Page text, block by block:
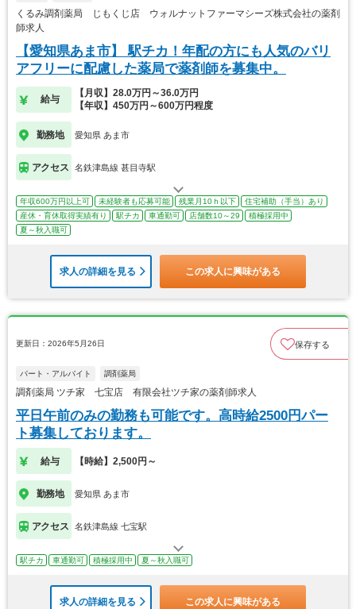
くるみ調剤薬局 じもくじ店 ウォルナットファーマシーズ株式会社の薬剤
師求人
【愛知県あま市】 駅チカ！年配の方にも人気のバリ
アフリーに配慮した薬局で薬剤師を募集中。
給与
【月収】28.0万円～36.0万円
【年収】450万円～600万円程度
勤務地 愛知県 あま市
アクセス 名鉄津島線 甚目寺駅
年収600万円以上可 未経験者も応募可能 残業月10ｈ以下
住宅補助（手当）あり
産休・育休取得実績有り
駅チカ 車通勤可 店舗数10～29
積極採用中
夏～秋入職可
求人の詳細を見る この求人に興味がある
更新日：2026年5月26日 保存する
パート・アルバイト 調剤薬局
調剤薬局 ツチ家 七宝店 有限会社ツチ家の薬剤師求人
平日午前のみの勤務も可能です。高時給2500円パー
ト募集しております。
給与 【時給】2,500円～
勤務地 愛知県 あま市
アクセス 名鉄津島線 七宝駅
駅チカ 車通勤可 積極採用中 夏～秋入職可
求人の詳細を見る この求人に興味がある